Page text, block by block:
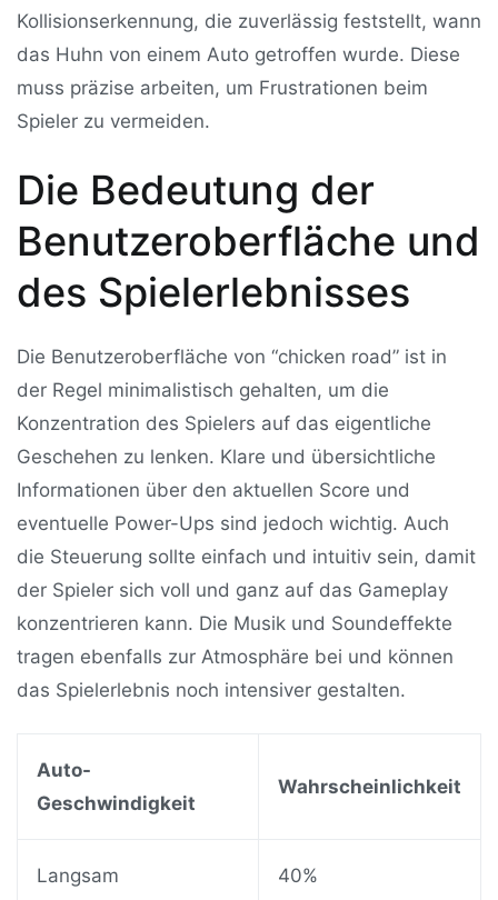
Kollisionserkennung, die zuverlässig feststellt, wann
das Huhn von einem Auto getroffen wurde. Diese
muss präzise arbeiten, um Frustrationen beim
Spieler zu vermeiden.
Die Bedeutung der
Benutzeroberfläche und
des Spielerlebnisses
Die Benutzeroberfläche von “chicken road” ist in
der Regel minimalistisch gehalten, um die
Konzentration des Spielers auf das eigentliche
Geschehen zu lenken. Klare und übersichtliche
Informationen über den aktuellen Score und
eventuelle Power-Ups sind jedoch wichtig. Auch
die Steuerung sollte einfach und intuitiv sein, damit
der Spieler sich voll und ganz auf das Gameplay
konzentrieren kann. Die Musik und Soundeffekte
tragen ebenfalls zur Atmosphäre bei und können
das Spielerlebnis noch intensiver gestalten.
Auto-
Geschwindigkeit
Wahrscheinlichkeit
Langsam 40%